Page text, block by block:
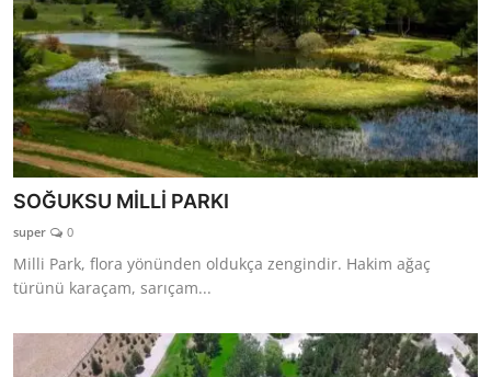
SOĞUKSU MİLLİ PARKI
super 0
Milli Park, flora yönünden oldukça zengindir. Hakim ağaç
türünü karaçam, sarıçam...